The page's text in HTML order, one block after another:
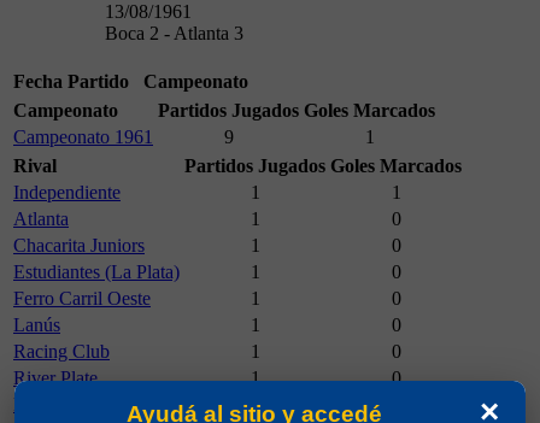
13/08/1961
Boca 2 - Atlanta 3
Fecha Partido
Campeonato
Campeonato
Partidos Jugados Goles Marcados
Campeonato 1961
9
1
Rival
Partidos Jugados Goles Marcados
Independiente
1
1
Atlanta
1
0
Chacarita Juniors
1
0
Estudiantes (La Plata)
1
0
Ferro Carril Oeste
1
0
Lanús
1
0
Racing Club
1
0
River Plate
1
0
Rosario Central
1 ×
Ayudá al sitio y accedé